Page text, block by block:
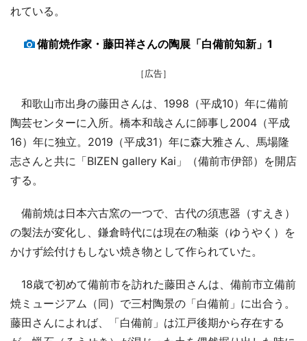
れている。
備前焼作家・藤田祥さんの陶展「白備前知新」1
［広告］
和歌山市出身の藤田さんは、1998（平成10）年に備前
陶芸センターに入所。橋本和哉さんに師事し2004（平成
16）年に独立。2019（平成31）年に森大雅さん、馬場隆
志さんと共に「BIZEN gallery Kai」（備前市伊部）を開店
する。
備前焼は日本六古窯の一つで、古代の須恵器（すえき）
の製法が変化し、鎌倉時代には現在の釉薬（ゆうやく）を
かけず絵付けもしない焼き物として作られていた。
18歳で初めて備前市を訪れた藤田さんは、備前市立備前
焼ミュージアム（同）で三村陶景の「白備前」に出合う。
藤田さんによれば、「白備前」は江戸後期から存在する